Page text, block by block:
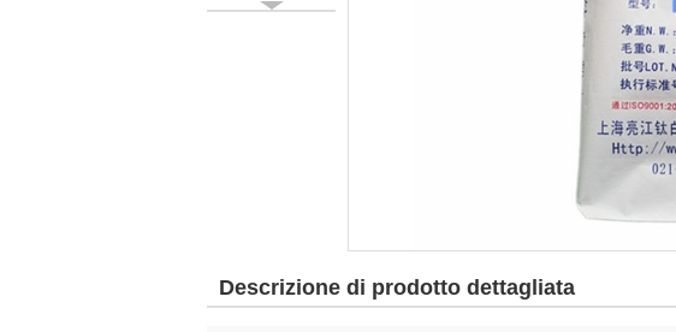
Descrizione di prodotto dettagliata